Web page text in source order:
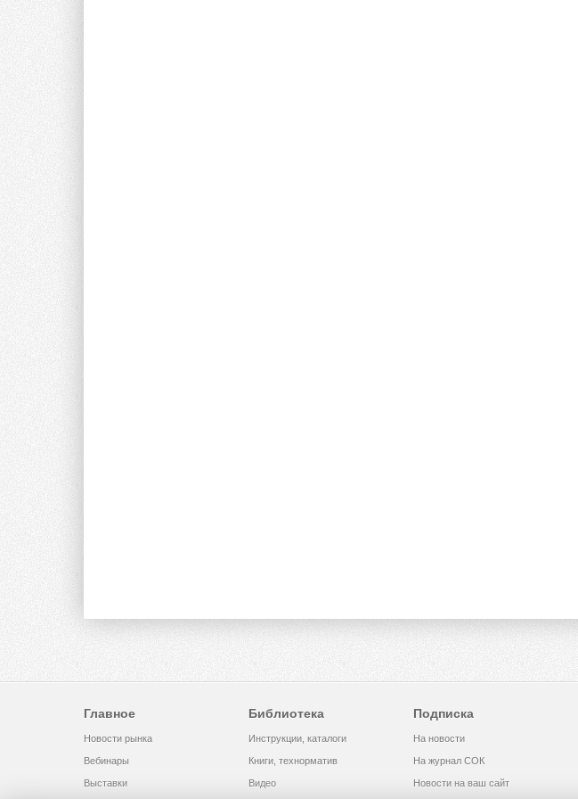
Главное
Новости рынка
Вебинары
Выставки
Библиотека
Инструкции, каталоги
Книги, технорматив
Видео
Подписка
На новости
На журнал СОК
Новости на ваш сайт